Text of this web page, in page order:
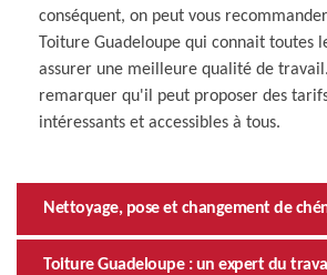
conséquent, on peut vous
Toiture Guadeloupe qui connait toutes
assurer une meilleure qualité de
remarquer qu'il peut proposer des
intéressants et accessibles à tous.
Nettoyage, pose et changement de
Toiture Guadeloupe : un expert du